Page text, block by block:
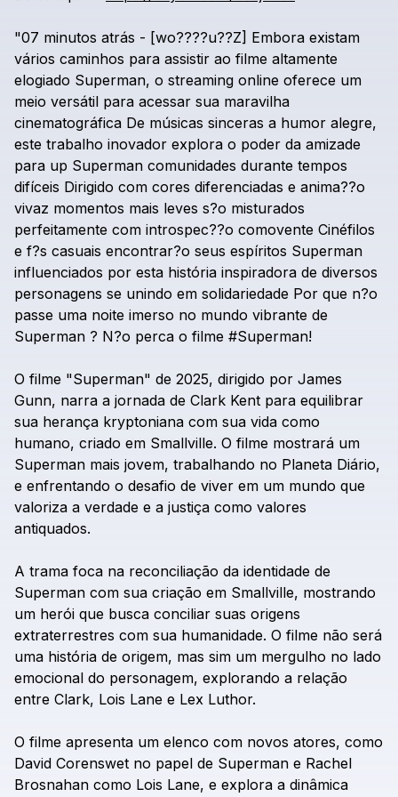
"07 minutos atrás - [wo????u??Z] Embora existam
vários caminhos para assistir ao filme altamente
elogiado Superman, o streaming online oferece um
meio versátil para acessar sua maravilha
cinematográfica De músicas sinceras a humor alegre,
este trabalho inovador explora o poder da amizade
para up Superman comunidades durante tempos
difíceis Dirigido com cores diferenciadas e anima??o
vivaz momentos mais leves s?o misturados
perfeitamente com introspec??o comovente Cinéfilos
e f?s casuais encontrar?o seus espíritos Superman
influenciados por esta história inspiradora de diversos
personagens se unindo em solidariedade Por que n?o
passe uma noite imerso no mundo vibrante de
Superman ? N?o perca o filme #Superman!
O filme "Superman" de 2025, dirigido por James
Gunn, narra a jornada de Clark Kent para equilibrar
sua herança kryptoniana com sua vida como
humano, criado em Smallville. O filme mostrará um
Superman mais jovem, trabalhando no Planeta Diário,
e enfrentando o desafio de viver em um mundo que
valoriza a verdade e a justiça como valores
antiquados.
A trama foca na reconciliação da identidade de
Superman com sua criação em Smallville, mostrando
um herói que busca conciliar suas origens
extraterrestres com sua humanidade. O filme não será
uma história de origem, mas sim um mergulho no lado
emocional do personagem, explorando a relação
entre Clark, Lois Lane e Lex Luthor.
O filme apresenta um elenco com novos atores, como
David Corenswet no papel de Superman e Rachel
Brosnahan como Lois Lane, e explora a dinâmica